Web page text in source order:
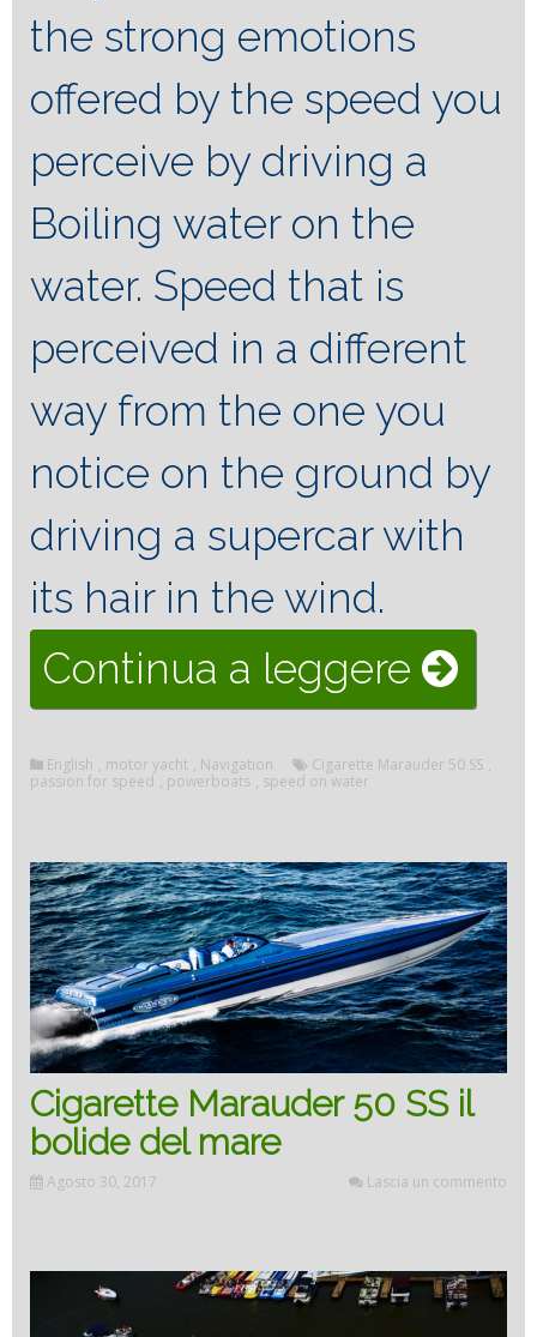
the strong emotions
offered by the speed you
perceive by driving a
Boiling water on the
water. Speed ​​that is
perceived in a different
way from the one you
notice on the ground by
driving a supercar with
its hair in the wind.
Continua a leggere
SS
the
sea
English , motor yacht , Navigation Cigarette Marauder 50 SS ,
passion for speed , powerboats , speed on water
Cigarette Marauder 50 SS il
bolide del mare
Agosto 30, 2017 Lascia un commento